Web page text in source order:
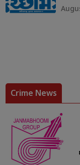
Crime News